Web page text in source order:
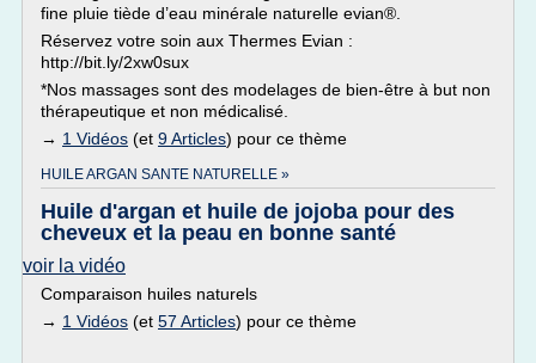
fine pluie tiède d’eau minérale naturelle evian®.
Réservez votre soin aux Thermes Evian :
http://bit.ly/2xw0sux
*Nos massages sont des modelages de bien-être à but non
thérapeutique et non médicalisé.
→ 1 Vidéos (et 9 Articles) pour ce thème
HUILE ARGAN SANTE NATURELLE »
Huile d'argan et huile de jojoba pour des
cheveux et la peau en bonne santé
voir la vidéo
Comparaison huiles naturels
→ 1 Vidéos (et 57 Articles) pour ce thème